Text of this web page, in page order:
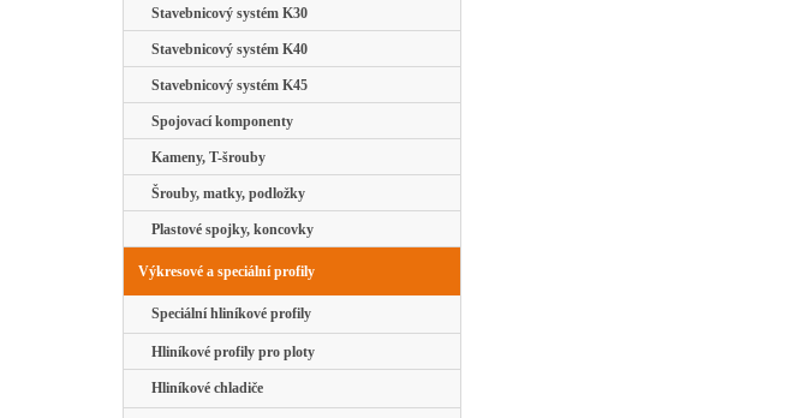
Stavebnicový systém K30
Stavebnicový systém K40
Stavebnicový systém K45
Spojovací komponenty
Kameny, T-šrouby
Šrouby, matky, podložky
Plastové spojky, koncovky
Výkresové a speciální profily
Speciální hliníkové profily
Hliníkové profily pro ploty
Hliníkové chladiče